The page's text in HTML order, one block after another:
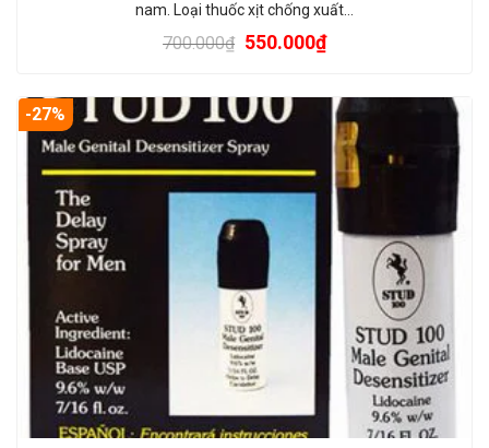
nam. Loại thuốc xịt chống xuất…
700.000₫ 550.000₫
-27%